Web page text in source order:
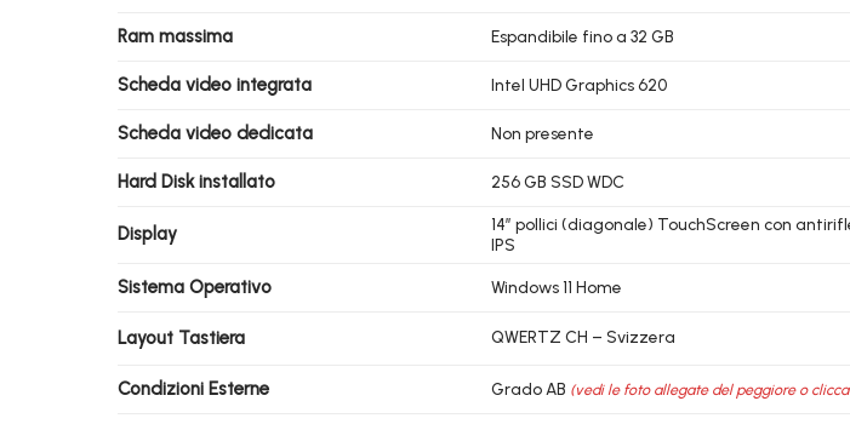
Ram massima Espandibile fino a 32 GB
Scheda video integrata Intel UHD Graphics 620
Scheda video dedicata Non presente
Hard Disk installato 256 GB SSD WDC
Display
14″ pollici (diagonale) TouchScreen con
IPS
Sistema Operativo Windows 11 Home
Layout Tastiera QWERTZ CH – Svizzera
Condizioni Esterne Grado AB (vedi le foto allegate del peggiore o